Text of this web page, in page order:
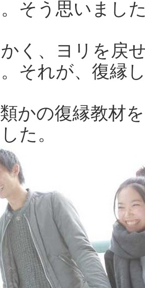
そう思いまし
く、ヨリを戻
それが、復縁
かの復縁教材
た。